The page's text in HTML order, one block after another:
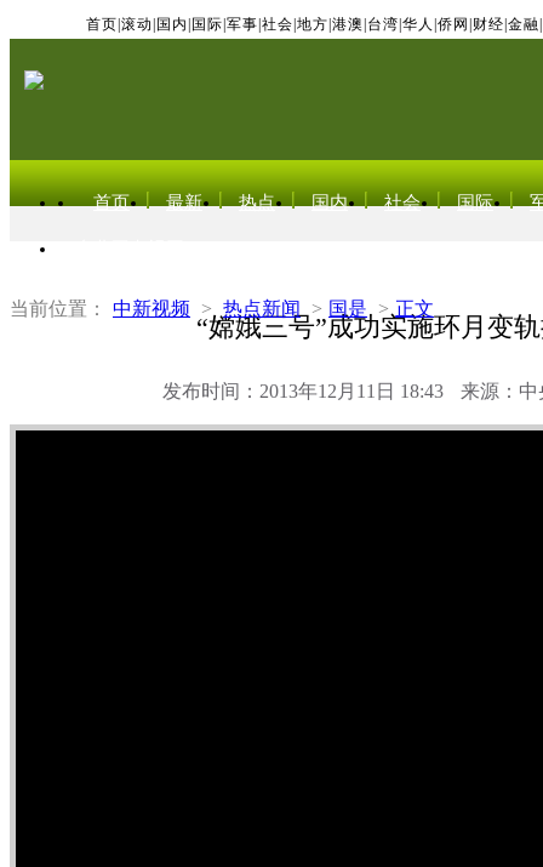
首页 滚动 国内 国际 军事 社会 地方 港澳 台湾 华人 侨网 财经 金融
首页 最新 热点 国内 社会 国际
当前位置： 中新视频 > 热点新闻 > 国是 > 正文
“嫦娥三号”成功实施环月变
发布时间：2013年12月11日 18:43 来源：中